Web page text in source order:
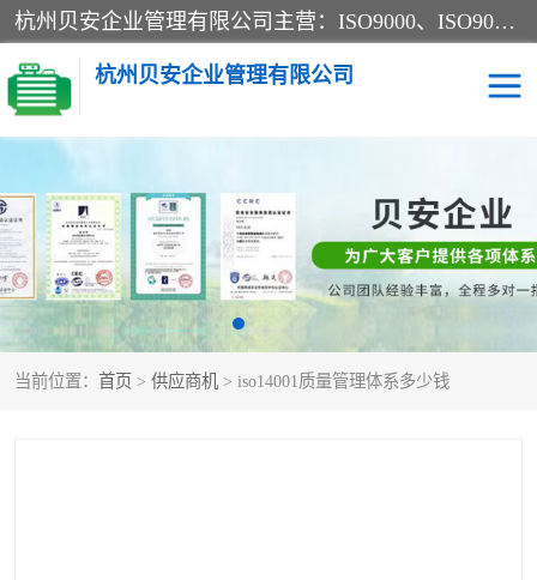
杭州贝安企业管理有限公司主营：ISO9000、ISO9000认证、ISO9001认证、ISO14000认证、ISO14001认证等系列企业认证服务。
杭州贝安企业管理有限公司
当前位置： 首页 > 供应商机 > iso14001质量管理体系多少钱
CE认证 ISO13485认证
SA认证 CCC认证
OHSAS18001认证
45001认证